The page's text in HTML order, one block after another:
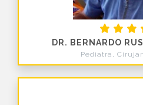
DR. BERNARDO
Pediatra,